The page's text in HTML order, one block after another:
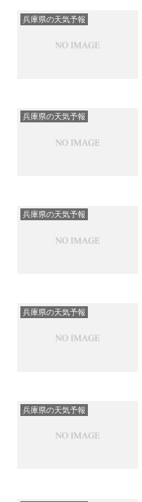
兵庫県の天気予報
兵庫県の天気予報
兵庫県の天気予報
兵庫県の天気予報
兵庫県の天気予報